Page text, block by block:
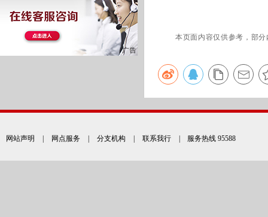
本页面内容仅供参考，部
网站声明 网点服务 分支机构 联系我行 | 服务热线 95588